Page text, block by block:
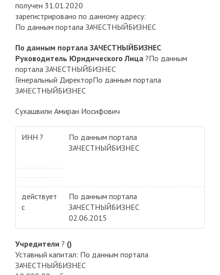
получен 31.01.2020
зарегистрировано по данному адресу:
По данным портала ЗАЧЕСТНЫЙБИЗНЕС
По данным портала ЗАЧЕСТНЫЙБИЗНЕС
Руководитель Юридического Лица?По данным
портала ЗАЧЕСТНЫЙБИЗНЕС
Генеральный ДиректорПо данным портала
ЗАЧЕСТНЫЙБИЗНЕС
Сухашвили Амиран Иосифович
ИНН ?
По данным портала
ЗАЧЕСТНЫЙБИЗНЕС
действует
с
По данным портала
ЗАЧЕСТНЫЙБИЗНЕС
02.06.2015
Учредители ? ()
Уставный капитал: По данным портала
ЗАЧЕСТНЫЙБИЗНЕС